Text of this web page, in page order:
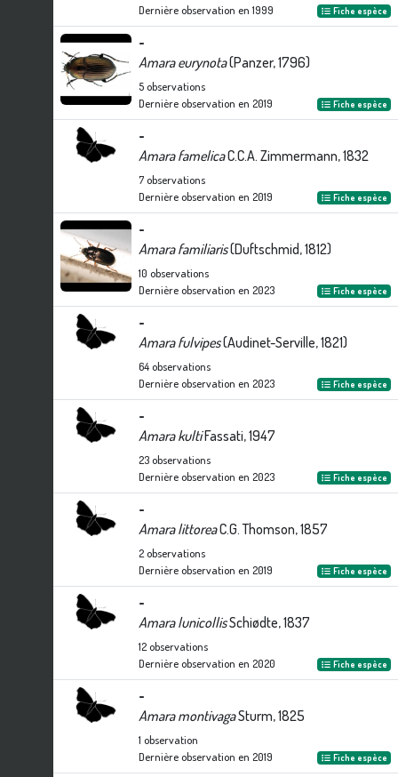
Dernière observation en 1999 Fiche espèce
-
Amara eurynota(Panzer, 1796)
5observations
Dernière observation en 2019 Fiche espèce
-
Amara famelicaC.C.A. Zimmermann, 1832
7observations
Dernière observation en 2019 Fiche espèce
-
Amara familiaris(Duftschmid, 1812)
10 observations
Dernière observation en 2023 Fiche espèce
-
Amara fulvipes(Audinet-Serville, 1821)
64observations
Dernière observation en 2023 Fiche espèce
-
Amara kultiFassati, 1947
23observations
Dernière observation en 2023 Fiche espèce
-
Amara littoreaC.G. Thomson, 1857
2observations
Dernière observation en 2019 Fiche espèce
-
Amara lunicollisSchiødte, 1837
12observations
Dernière observation en 2020 Fiche espèce
-
Amara montivagaSturm, 1825
1 observation
Dernière observation en 2019 Fiche espèce